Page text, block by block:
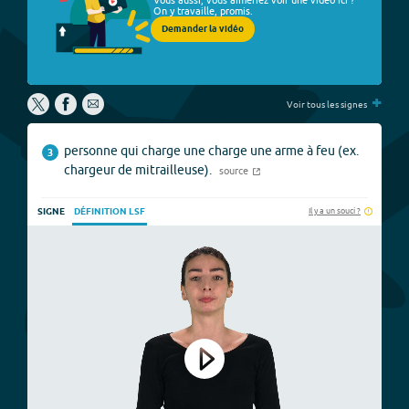
On y travaille, promis.
Demander la vidéo
Voir tous les signes +
3
personne qui charge une charge une arme à feu (ex.
chargeur de mitrailleuse).
source
SIGNE DÉFINITION LSF Il y a un souci ?
Play